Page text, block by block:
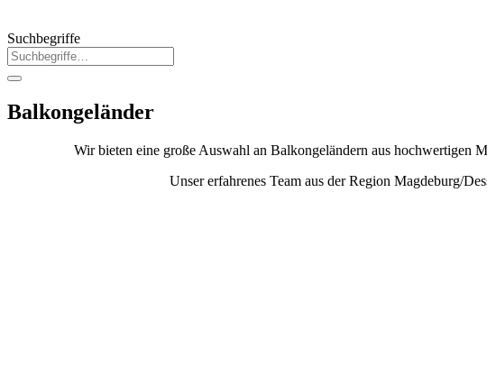
Suchbegriffe
Balkongeländer
Wir bieten eine große Auswahl an Balkongeländern aus hochwertigen
Unser erfahrenes Team aus der Region Magdeburg/